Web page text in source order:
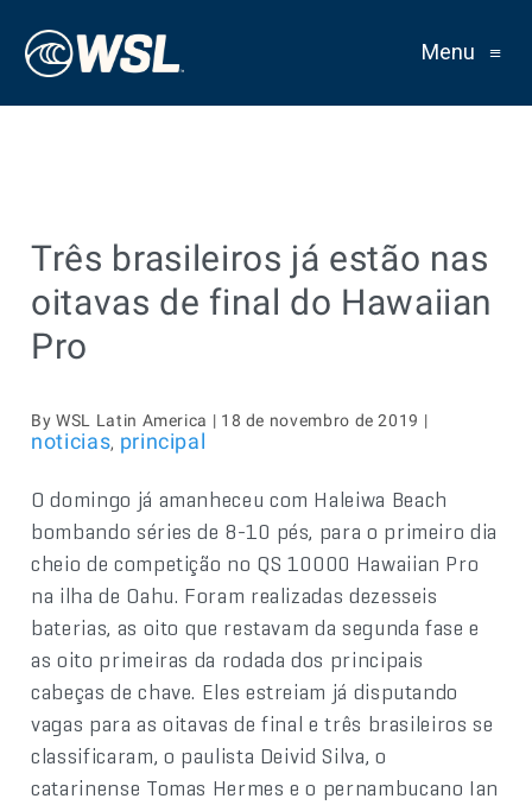
Menu ≡
Três brasileiros já estão nas
oitavas de final do Hawaiian
Pro
By WSL Latin America | 18 de novembro de 2019 |
noticias, principal
O domingo já amanheceu com Haleiwa Beach
bombando séries de 8-10 pés, para o primeiro dia
cheio de competição no QS 10000 Hawaiian Pro
na ilha de Oahu. Foram realizadas dezesseis
baterias, as oito que restavam da segunda fase e
as oito primeiras da rodada dos principais
cabeças de chave. Eles estreiam já disputando
vagas para as oitavas de final e três brasileiros se
classificaram, o paulista Deivid Silva, o
catarinense Tomas Hermes e o pernambucano Ian